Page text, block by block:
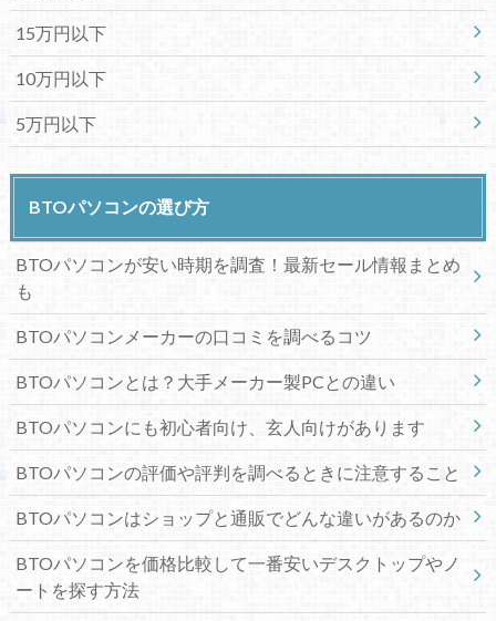
15万円以下
10万円以下
5万円以下
BTOパソコンの選び方
BTOパソコンが安い時期を調査！最新セール情報まとめ
も
BTOパソコンメーカーの口コミを調べるコツ
BTOパソコンとは？大手メーカー製PCとの違い
BTOパソコンにも初心者向け、玄人向けがあります
BTOパソコンの評価や評判を調べるときに注意すること
BTOパソコンはショップと通販でどんな違いがあるのか
BTOパソコンを価格比較して一番安いデスクトップやノ
ートを探す方法